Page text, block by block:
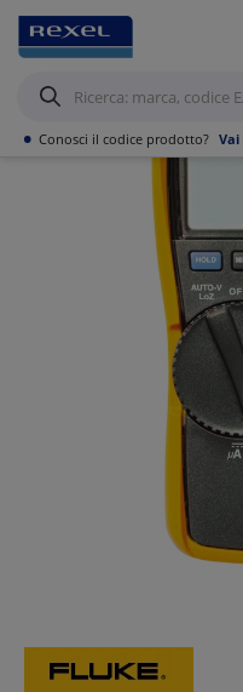
• Conosci il codice prodotto?
Prodotti /Utensili